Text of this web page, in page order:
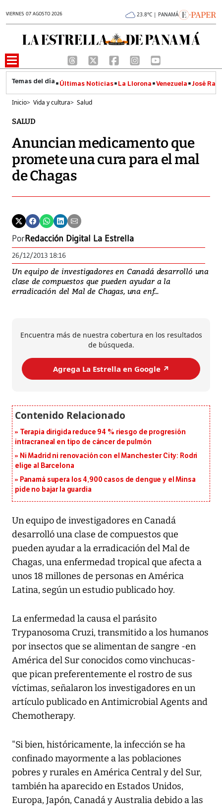
VIERNES 07 AGOSTO 2026 23.8°C | PANAMÁ
Últimas Noticias La Llorona Venezuela José
Inicio> Vida y cultura> Salud
SALUD
Anuncian medicamento que
promete una cura para el mal
de Chagas
PorRedacción Digital La Estrella
26/12/2013 18:16
Un equipo de investigadores en Canadá desarrolló una
clase de compuestos que pueden ayudar a la
erradicación del Mal de Chagas, una enf...
Encuentra más de nuestra cobertura en los resultados
de búsqueda.
Agrega La Estrella en Google ↗️
Terapia dirigida reduce 94 % riesgo de progresión
intracraneal en tipo de cáncer de pulmón
Ni Madrid ni renovación con el Manchester City: Rodri
elige al Barcelona
Panamá supera los 4,900 casos de dengue y el Minsa
pide no bajar la guardia
Un equipo de investigadores en Canadá
desarrolló una clase de compuestos que
pueden ayudar a la erradicación del Mal de
Chagas, una enfermedad tropical que afecta a
unos 18 millones de personas en América
Latina, según un estudio publicado hoy.
La enfermedad la causa el parásito
Trypanosoma Cruzi, transmitido a los humanos
por insectos que se alimentan de sangre -en
América del Sur conocidos como vinchucas-
que pican preferentemente el rostro de sus
víctimas, señalaron los investigadores en un
artículo publicado en Antimicrobial Agents and
Chemotherapy.
"Si bien, históricamente, la infección se ha
confinado mayormente a las poblaciones
pobres y rurales en América Central y del Sur,
también ha aparecido en Estados Unidos,
Europa, Japón, Canadá y Australia debido a las